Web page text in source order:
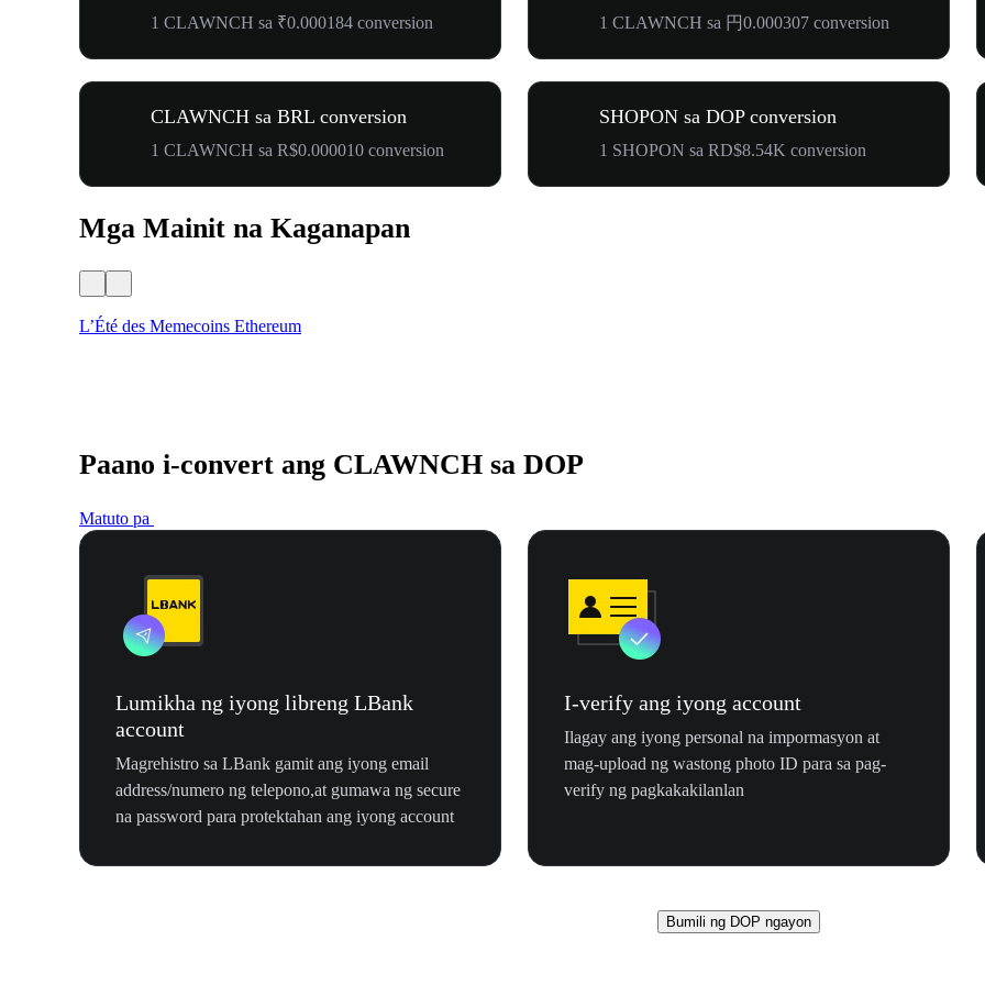
1 CLAWNCH sa ₹0.000184 conversion 1 CLAWNCH sa 円0.000307 conversion
CLAWNCH sa BRL conversion
1 CLAWNCH sa R$0.000010 conversion
SHOPON sa DOP conversion
1 SHOPON sa RD$8.54K conversion
Mga Mainit na Kaganapan
L’Été des Memecoins Ethereum
Paano i-convert ang CLAWNCH sa DOP
Matuto pa
Lumikha ng iyong libreng LBank
account
Magrehistro sa LBank gamit ang iyong email
address/numero ng telepono,at gumawa ng secure
na password para protektahan ang iyong account
I-verify ang iyong account
Ilagay ang iyong personal na impormasyon at
mag-upload ng wastong photo ID para sa pag-
verify ng pagkakakilanlan
Bumili ng DOP ngayon